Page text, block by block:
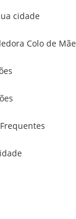
cidade
Colo de Mãe